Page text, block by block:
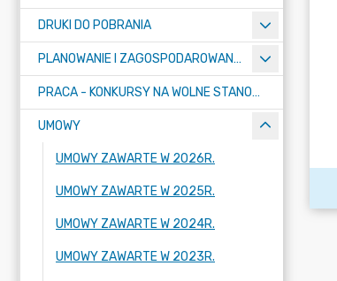
DRUKI DO POBRANIA
PLANOWANIE I ZAGOSPODAROWANIE PRZESTRZENNE
PRACA - KONKURSY NA WOLNE STANOWISKA
UMOWY
UMOWY ZAWARTE W 2026R.
UMOWY ZAWARTE W 2025R.
UMOWY ZAWARTE W 2024R.
UMOWY ZAWARTE W 2023R.